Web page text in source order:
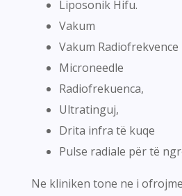
Liposonik Hifu.
Vakum
Vakum Radiofrekvence
Microneedle
Radiofrekuenca,
Ultratinguj,
Drita infra të kuqe
Pulse radiale për të
Ne kliniken tone ne i